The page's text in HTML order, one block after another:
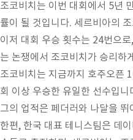
조코비치는 이번 대회에서 5년
률이 될 것입니다. 세르비아의
이저 대회 우승 횟수는 24번으
는 논쟁에서 조코비치가 승리하
조코비치는 지금까지 호주오픈
회 이상 우승한 유일한 선수입
그의 업적은 페더러와 나달을 뛰
한편, 한국 대표 테니스팀은 데